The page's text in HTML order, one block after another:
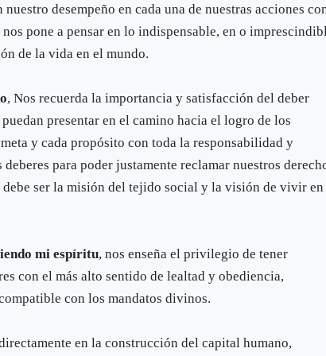
desempeño en cada una de nuestras acciones
pone a pensar en lo indispensable, en o
de la vida en el mundo.
, Nos recuerda la importancia y satisfacción del deber
presentar en el camino hacia el logro de los
y cada propósito con toda la responsabilidad y
para poder justamente reclamar nuestros
ser la misión del tejido social y la visión de vivir en
mi espíritu, nos enseña el privilegio de tener
con el más alto sentido de lealtad y obediencia,
con los mandatos divinos.
en la construcción del capital humano,